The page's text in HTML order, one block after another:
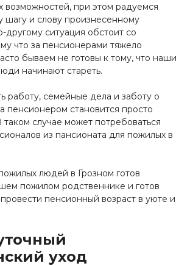
возможностей, при этом радуемся
шагу и слову произнесенному
ситуация обстоит со
что за пенсионерами тяжело
бываем не готовы к тому, что наши
начинают стареть.
работу, семейные дела и заботу о
пенсионером становится просто
случае может потребоваться
из пансионата для пожилых в
людей в Грозном готов
пожилом родственнике и готов
пенсионный возраст в уюте и
уход